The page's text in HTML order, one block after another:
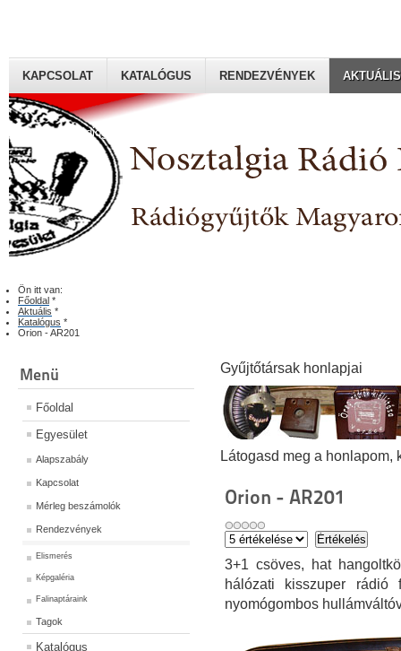
Rádiógyűjtők Magyaroszági Klubja
KAPCSOLAT KATALÓGUS RENDEZVÉNYEK AKTUÁLIS
Ön itt van:
Főoldal *
Aktuális *
Katalógus *
Orion - AR201
Menü
Főoldal
Egyesület
Alapszabály
Kapcsolat
Mérleg beszámolók
Rendezvények
Elismerés
Képgaléria
Falinaptáraink
Tagok
Katalógus
Gyűjtőtársak honlapjai
Látogasd meg a honlapom,
Orion - AR201
3+1 csöves, hat
hálózati kisszuper rádió
nyomógombos